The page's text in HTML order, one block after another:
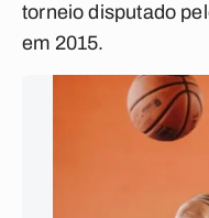
torneio disputado
em 2015.